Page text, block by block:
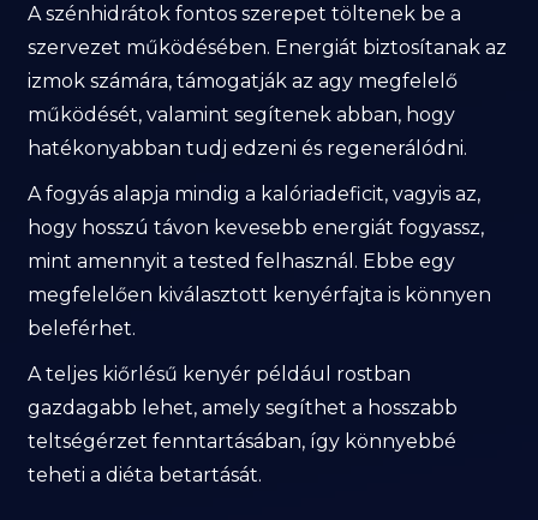
A szénhidrátok fontos szerepet töltenek be a
szervezet működésében. Energiát biztosítanak az
izmok számára, támogatják az agy megfelelő
működését, valamint segítenek abban, hogy
hatékonyabban tudj edzeni és regenerálódni.
A fogyás alapja mindig a kalóriadeficit, vagyis az,
hogy hosszú távon kevesebb energiát fogyassz,
mint amennyit a tested felhasznál. Ebbe egy
megfelelően kiválasztott kenyérfajta is könnyen
beleférhet.
A teljes kiőrlésű kenyér például rostban
gazdagabb lehet, amely segíthet a hosszabb
teltségérzet fenntartásában, így könnyebbé
teheti a diéta betartását.